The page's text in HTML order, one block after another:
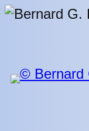
Aller